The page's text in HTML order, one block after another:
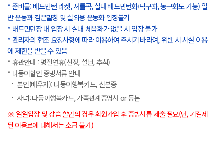
* 준비물: 배드민턴 라켓, 셔틀콕, 실내 배드민턴화(탁구화, 농구화도 가능) 일
반 운동화 검은밑창 및 실외용 운동화 입장불가
* 배드민턴장 내 입장 시 실내 체육화가 없을 시 입장 불가
* 관리자의 협조 요청사항에 따라 이용하여 주시기 바라며, 위반 시 시설 이용
에 제한을 받을 수 있음
* 휴관안내 : 명절연휴(신정, 설날, 추석)
* 다둥이할인 증빙서류 안내
본인(배우자): 다둥이행복카드, 신분증
자녀: 다둥이행복카드, 가족관계증명서 or 등본
※ 일일입장 및 강습 할인의 경우 회원가입 후 증빙서류 제출 필요(단, 기결제
된 이용료에 대해서는 소급 불가)